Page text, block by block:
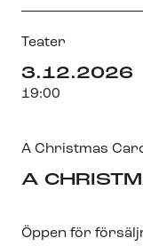
Teater
3.12.2026
19:00
A Christmas
A
Öppen för